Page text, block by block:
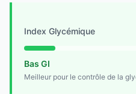
Index Glycémique
Bas GI
Meilleur pour le contrôle de la